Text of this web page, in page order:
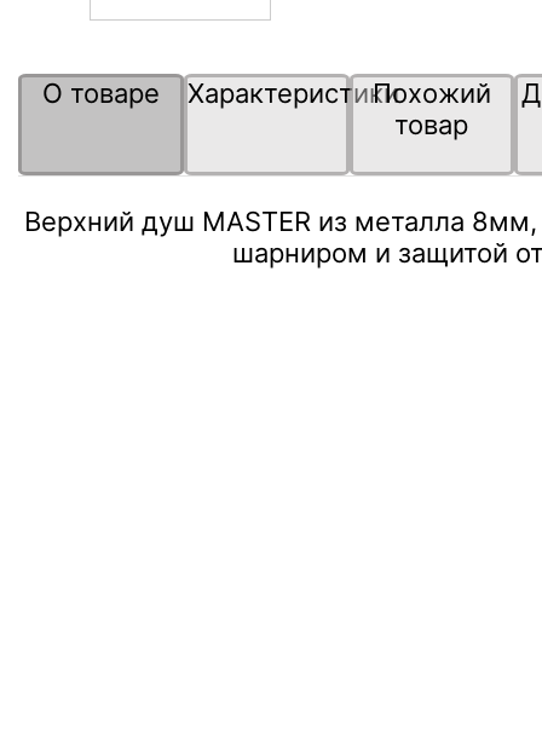
О товаре ХарактеристикиПохожий
товар
Верхний душ MASTER из металла
шарниром и защитой